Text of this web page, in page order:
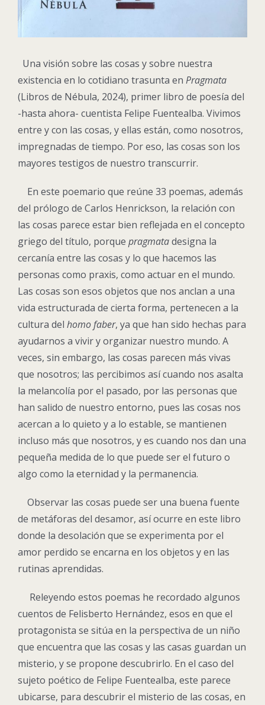
Una visión sobre las cosas y sobre nuestra
existencia en lo cotidiano trasunta en Pragmata
(Libros de Nébula, 2024), primer libro de poesía del
-hasta ahora- cuentista Felipe Fuentealba. Vivimos
entre y con las cosas, y ellas están, como nosotros,
impregnadas de tiempo. Por eso, las cosas son los
mayores testigos de nuestro transcurrir.
En este poemario que reúne 33 poemas, además
del prólogo de Carlos Henrickson, la relación con
las cosas parece estar bien reflejada en el concepto
griego del título, porque pragmatadesigna la
cercanía entre las cosas y lo que hacemos las
personas como praxis, como actuar en el mundo.
Las cosas son esos objetos que nos anclan a una
vida estructurada de cierta forma, pertenecen a la
cultura del homo faber, ya que han sido hechas para
ayudarnos a vivir y organizar nuestro mundo. A
veces, sin embargo, las cosas parecen más vivas
que nosotros; las percibimos así cuando nos asalta
la melancolía por el pasado, por las personas que
han salido de nuestro entorno, pues las cosas nos
acercan a lo quieto y a lo estable, se mantienen
incluso más que nosotros, y es cuando nos dan una
pequeña medida de lo que puede ser el futuro o
algo como la eternidad y la permanencia.
Observar las cosas puede ser una buena fuente
de metáforas del desamor, así ocurre en este libro
donde la desolación que se experimenta por el
amor perdido se encarna en los objetos y en las
rutinas aprendidas.
Releyendo estos poemas he recordado algunos
cuentos de Felisberto Hernández, esos en que el
protagonista se sitúa en la perspectiva de un niño
que encuentra que las cosas y las casas guardan un
misterio, y se propone descubrirlo. En el caso del
sujeto poético de Felipe Fuentealba, este parece
ubicarse, para descubrir el misterio de las cosas, en